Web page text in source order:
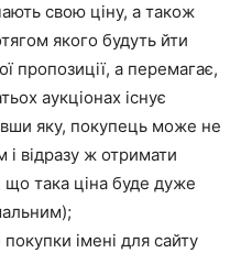
свою ціну, а також
якого будуть йти
пропозиції, а перемагає,
аукціонах існує
яку, покупець може не
відразу ж отримати
така ціна буде дуже
імені для сайту